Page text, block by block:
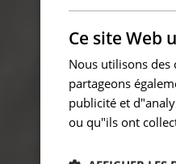
Ce site Web
Nous utilisons
partageons
publicité et
ou qu"ils ont